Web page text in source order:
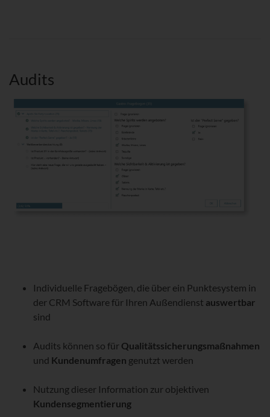
Audits
Individuelle Fragebögen, die über ein Punktesystem in
der CRM Software für Ihren Außendienst auswertbar
sind
Audits können so für Qualitätssicherungsmaßnahmen
und Kundenumfragen genutzt werden
Nutzung dieser Information zur objektiven
Kundensegmentierung